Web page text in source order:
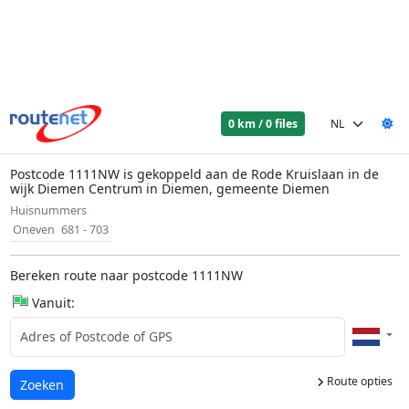
0 km / 0 files
Postcode 1111NW is gekoppeld aan de Rode Kruislaan in de
wijk Diemen Centrum in Diemen, gemeente Diemen
Huisnummers
Oneven 681 - 703
Bereken route naar postcode 1111NW
Vanuit:
Route opties
Laden...
Zoeken